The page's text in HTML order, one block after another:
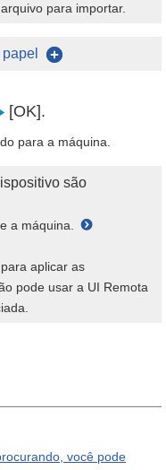
para importar.
[OK].
para a máquina.
são
a máquina.
aplicar as
pode usar a UI Remota
você pode